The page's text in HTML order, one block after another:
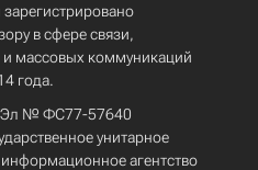
в сфере связи,
массовых коммуникаций
года.
Эл № ФС77-57640
унитарное
агентство